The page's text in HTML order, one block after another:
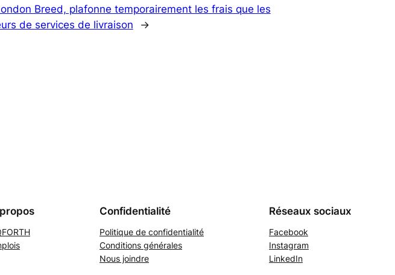
Breed, plafonne temporairement les frais que les
de services de livraison
→
Confidentialité
Politique de confidentialité
Conditions générales
Nous joindre
Réseaux sociaux
Facebook
Instagram
LinkedIn